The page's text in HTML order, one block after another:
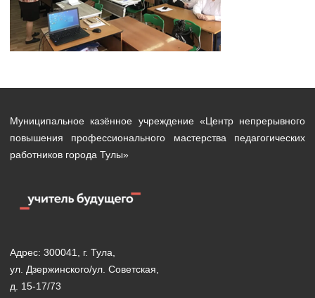
Муниципальное казённое учреждение «Центр непрерывного
повышения профессионального мастерства педагогических
работников города Тулы»
Адрес: 300041, г. Тула,
ул. Дзержинского/ул. Советская,
д. 15-17/73